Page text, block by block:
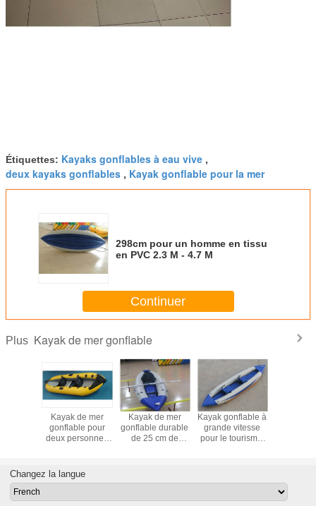
Étiquettes: Kayaks gonflables à eau vive ,
deux kayaks gonflables , Kayak gonflable pour la mer
298cm pour un homme en tissu
en PVC 2.3 M - 4.7 M
Continuer
Plus Kayak de mer gonflable
tissu
Kayak de mer
gonflable pour
deux personnes
amovible
Kayak de mer
gonflable durable
de 25 cm de
événement sportif
Kayak gonflable à
grande vitesse
pour le tourisme,
Changez la langue